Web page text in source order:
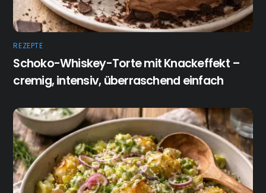
REZEPTE
Schoko-Whiskey-Torte mit Knackeffekt –
cremig, intensiv, überraschend einfach